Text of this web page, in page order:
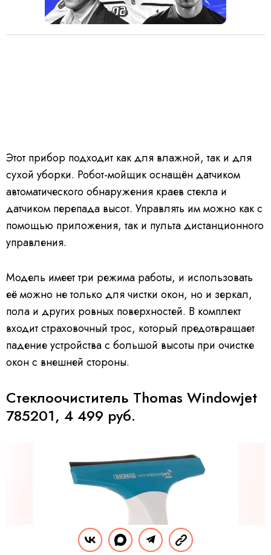
Этот прибор подходит как для влажной, так и для
сухой уборки. Робот-мойщик оснащён датчиком
автоматического обнаружения краев стекла и
датчиком перепада высот. Управлять им можно как с
помощью приложения, так и пульта дистанционного
управления.
Модель имеет три режима работы, и использовать
её можно не только для чистки окон, но и зеркал,
пола и других ровных поверхностей. В комплект
входит страховочный трос, который предотвращает
падение устройства с большой высоты при очистке
окон с внешней стороны.
Стеклоочиститель Thomas Windowjet
785201, 4 499 руб.